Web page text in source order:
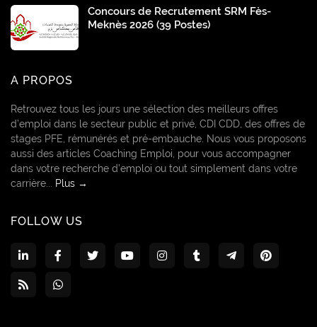
Concours de Recrutement SRM Fès-
Meknès 2026 (39 Postes)
A PROPOS
Retrouvez tous les jours une sélection des meilleurs offres
d’emploi dans le secteur public et privé, CDI CDD, des offres de
stages PFE, rémunérés et pré-embauche. Nous vous proposons
aussi des articles Coaching Emploi, pour vous accompagner
dans votre recherche d’emploi ou tout simplement dans votre
carrière...
Plus →
FOLLOW US